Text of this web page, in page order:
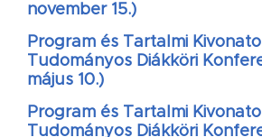
november 15.)
Program és Tartalmi
Tudományos Diákköri
május 10.)
Program és Tartalmi
Tudományos Diákköri